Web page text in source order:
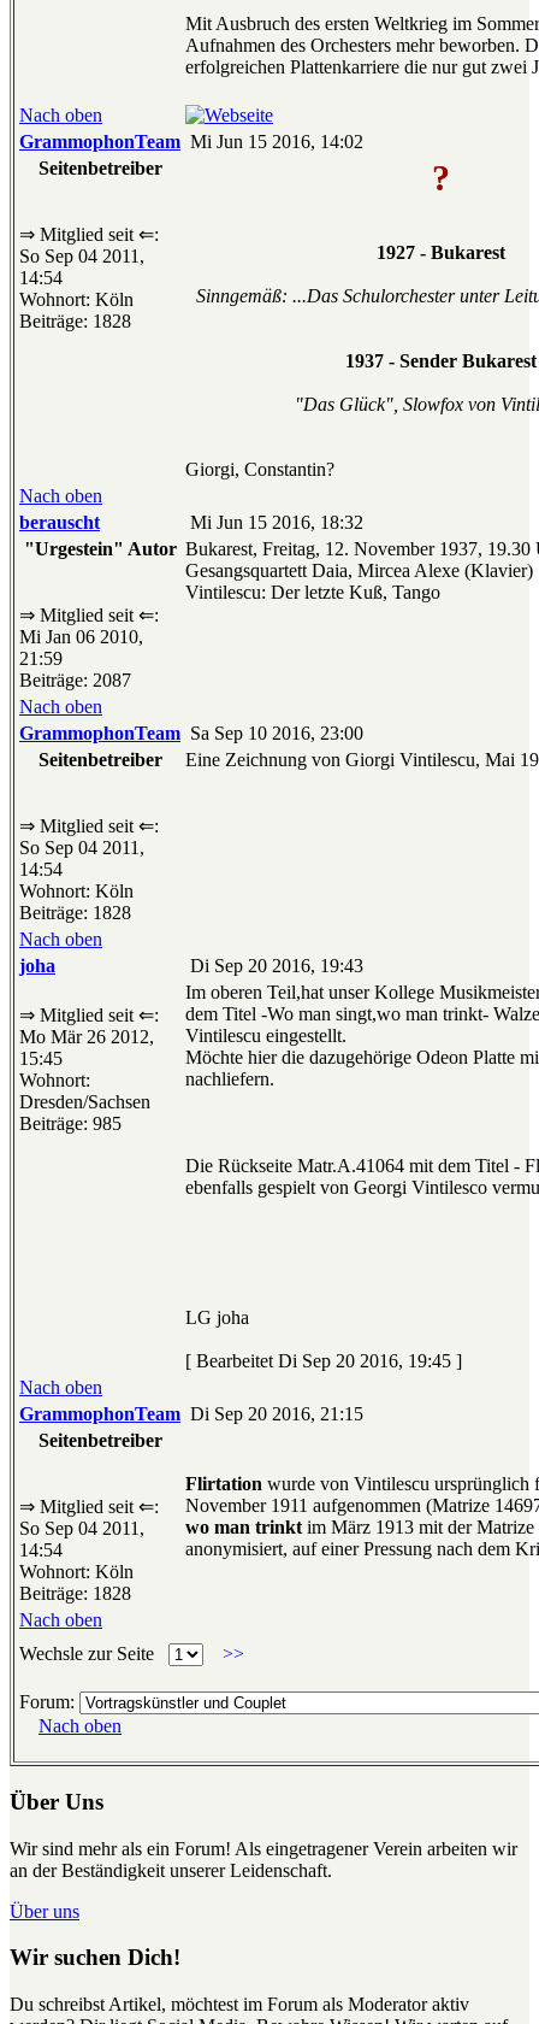
Mit Ausbruch des ersten Weltkrieg im
Aufnahmen des Orchesters mehr beworben.
erfolgreichen Plattenkarriere die nur gut zwei
Nach oben
GrammophonTeam Mi Jun 15 2016, 14:02
Seitenbetreiber
⇒ Mitglied seit ⇐:
So Sep 04 2011,
14:54
Wohnort: Köln
Beiträge: 1828
?
1927 - Bukarest
Sinngemäß: ...Das Schulorchester unter
1937 - Sender Bukarest
"Das Glück", Slowfox von
Giorgi, Constantin?
Nach oben
berauscht
Mi Jun 15 2016, 18:32
"Urgestein" Autor
⇒ Mitglied seit ⇐:
Mi Jan 06 2010,
21:59
Beiträge: 2087
Bukarest, Freitag, 12. November 1937, 19.30
Gesangsquartett Daia, Mircea Alexe (Klavier)
Vintilescu: Der letzte Kuß, Tango
Nach oben
GrammophonTeam Sa Sep 10 2016, 23:00
Seitenbetreiber
⇒ Mitglied seit ⇐:
So Sep 04 2011,
14:54
Wohnort: Köln
Beiträge: 1828
Eine Zeichnung von Giorgi Vintilescu, Mai
Nach oben
joha
Di Sep 20 2016, 19:43
⇒ Mitglied seit ⇐:
Mo Mär 26 2012,
15:45
Wohnort:
Dresden/Sachsen
Beiträge: 985
Im oberen Teil,hat unser Kollege
dem Titel -Wo man singt,wo man trinkt-
Vintilescu eingestellt.
Möchte hier die dazugehörige Odeon Platte
nachliefern.
Die Rückseite Matr.A.41064 mit dem Titel -
ebenfalls gespielt von Georgi Vintilesco
LG joha
[ Bearbeitet Di Sep 20 2016, 19:45 ]
Nach oben
GrammophonTeam Di Sep 20 2016, 21:15
Seitenbetreiber
⇒ Mitglied seit ⇐:
So Sep 04 2011,
14:54
Wohnort: Köln
Beiträge: 1828
Flirtation wurde von Vintilescu ursprünglich
November 1911 aufgenommen (Matrize
wo man trinkt im März 1913 mit der
anonymisiert, auf einer Pressung nach dem
Nach oben
Wechsle zur Seite
>>
Forum:
Nach oben
Über Uns
Wir sind mehr als ein Forum! Als eingetragener Verein arbeiten wir
an der Beständigkeit unserer Leidenschaft.
Über uns
Wir suchen Dich!
Du schreibst Artikel, möchtest im Forum als Moderator aktiv